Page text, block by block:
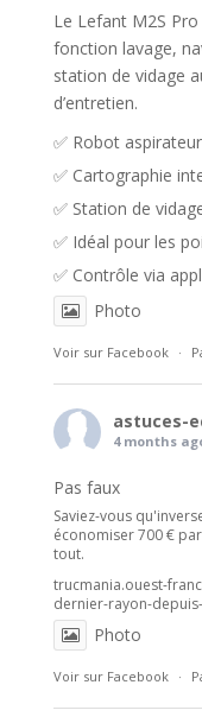
Le Lefant M2S
fonction lavage,
station de vidage
d’entretien.
✅ Robot
✅ Cartographie
✅ Station de
✅ Idéal pour les
✅ Contrôle via
Photo
Voir sur Facebook ·
astuces-
4 months
Pas faux
Saviez-vous
économiser 700 €
tout.
trucmania.ouest-
dernier-rayon-
Photo
Voir sur Facebook ·